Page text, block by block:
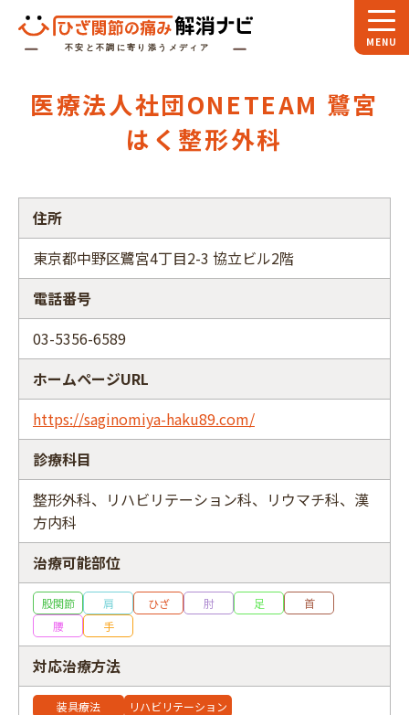
スペシャル 対談
関節大全
フリーワード
医療法人社団ONETEAM 鷺宮
はく整形外科
住所
東京都中野区鷺宮4丁目2-3 協立ビル2階
電話番号
03-5356-6589
ホームページURL
https://saginomiya-haku89.com/
診療科目
整形外科、リハビリテーション科、リウマチ科、漢
方内科
治療可能部位
股関節 肩 ひざ 肘 足
首
腰
手
対応治療方法
装具療法 リハビリテーション